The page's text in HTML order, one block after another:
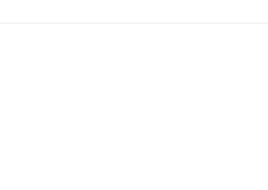
オフィスチェア 椅子 テレワーク 疲れない 跳ね上げ
ジネス向けプレミアムモニター | FlexScan EV3240X-
ベーシック ペットシーツ 薄型 レギュラー 1回使い捨て